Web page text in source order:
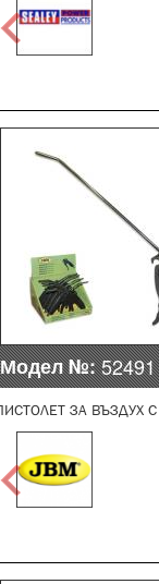
Модел №:52491
ЗА ВЪЗДУХ